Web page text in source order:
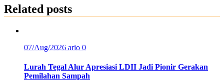
Related posts
07/Aug/2026 ario 0
Lurah Tegal Alur Apresiasi LDII Jadi Pionir Gerakan
Pemilahan Sampah